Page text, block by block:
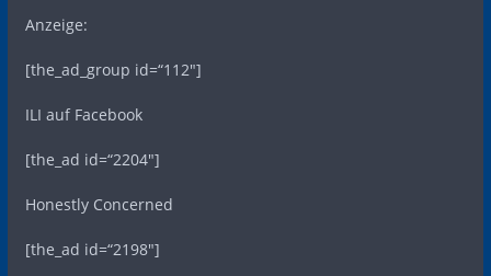
Anzeige:
[the_ad_group id=“112″]
ILI auf Facebook
[the_ad id=“2204″]
Honestly Concerned
[the_ad id=“2198″]